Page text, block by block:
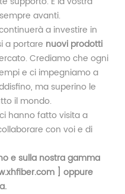
avanti.
a investire in
a portare nuovi prodotti
Crediamo che ogni
e ci impegniamo a
ma superino le
il mondo.
hanno fatto visita a
con voi e di
e sulla nostra gamma
] oppure